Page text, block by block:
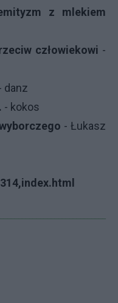
z mlekiem
człowiekowi -
danz
- kokos
- Łukasz